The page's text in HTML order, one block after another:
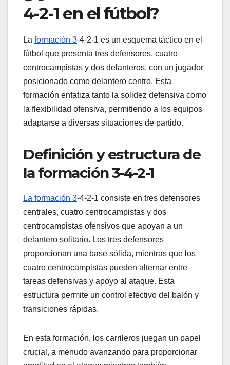
4-2-1 en el fútbol?
La formación 3-4-2-1 es un esquema táctico en el
fútbol que presenta tres defensores, cuatro
centrocampistas y dos delanteros, con un jugador
posicionado como delantero centro. Esta
formación enfatiza tanto la solidez defensiva como
la flexibilidad ofensiva, permitiendo a los equipos
adaptarse a diversas situaciones de partido.
Definición y estructura de
la formación 3-4-2-1
La formación 3-4-2-1 consiste en tres defensores
centrales, cuatro centrocampistas y dos
centrocampistas ofensivos que apoyan a un
delantero solitario. Los tres defensores
proporcionan una base sólida, mientras que los
cuatro centrocampistas pueden alternar entre
tareas defensivas y apoyo al ataque. Esta
estructura permite un control efectivo del balón y
transiciones rápidas.
En esta formación, los carrileros juegan un papel
crucial, a menudo avanzando para proporcionar